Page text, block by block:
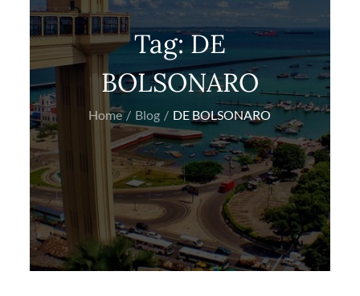
Tag:DE
BOLSONARO
Home Blog DE BOLSONARO